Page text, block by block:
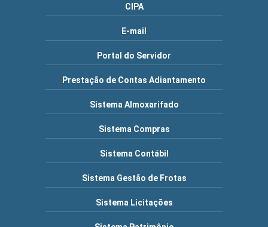
CIPA
E-mail
Portal do Servidor
Prestação de Contas Adiantamento
Sistema Almoxarifado
Sistema Compras
Sistema Contábil
Sistema Gestão de Frotas
Sistema Licitações